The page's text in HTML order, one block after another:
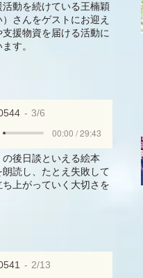
動を続けている王楠穎
）さんをゲストにお迎え
援物資を届ける活動に
す。
3/6
00:00 / 29:43
の後日談といえる絵本
朗読し、たとえ失敗して
上がっていく大切さを
2/13